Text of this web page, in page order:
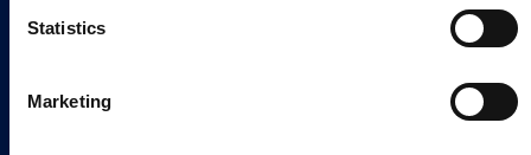
Statistics
Marketing
Contact